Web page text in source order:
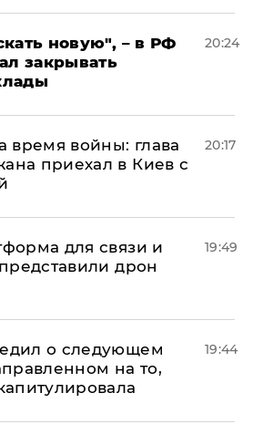
новую", – в РФ
закрывать
20:24
время войны: глава
приехал в Киев с
20:17
для связи и
дрон
19:49
о следующем
на то,
19:44